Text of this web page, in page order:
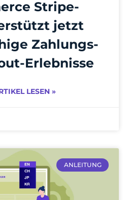
Stripe-
jetzt
Zahlungs-
Erlebnisse
LESEN »
ANLEITUNG